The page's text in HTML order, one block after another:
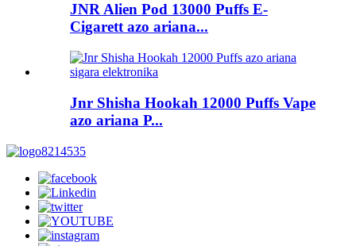
JNR Alien Pod 13000 Puffs E-
Cigarett azo ariana...
Jnr Shisha Hookah 12000 Puffs Vape
azo ariana P...